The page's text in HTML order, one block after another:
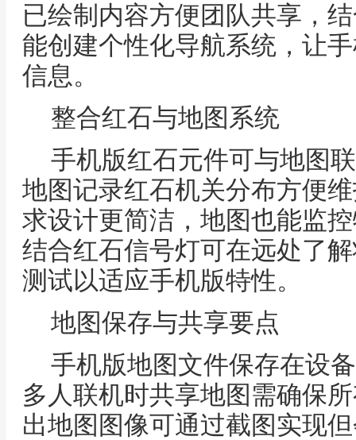
已绘制内容方便团队共享，
能创建个性化导航系统，让
信息。
整合红石与地图系统
手机版红石元件可与地图
地图记录红石机关分布方便
求设计更简洁，地图也能监
结合红石信号灯可在远处了
测试以适应手机版特性。
地图保存与共享要点
手机版地图文件保存在设
多人联机时共享地图需确保
出地图图像可通过截图实现